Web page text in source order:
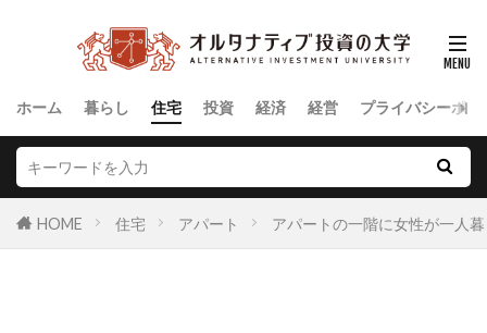
ホーム 暮らし 住宅 投資 経済 経営 プライバシーポリ
HOME 住宅 アパート アパートの一階に女性が一人